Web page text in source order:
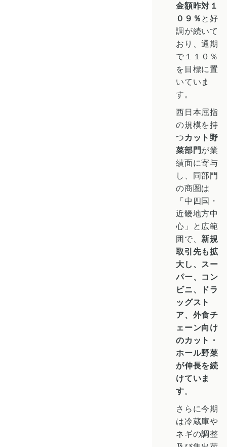
金額昨対１
０９％ と好
調が続いて
おり、通期
で１１０％
を目標に置
いていま
す。
西日本屈指
の規模を持
つ カット野
菜部門が業
績面に寄与
し、同部門
の商圏は
「中四国・
近畿地方中
心」と広範
囲で、 新規
取引先も拡
大し、スー
パー、コン
ビニ、ドラ
ッグスト
ア、外食チ
ェーン向け
のカット・
ホール野菜
が伸長を続
けていま
す。
さらに今期
は冷蔵庫や
ネギの調整